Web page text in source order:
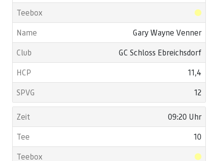
Gary Wayne Venner
GC Schloss Ebreichsdorf
11,4
12
09:20 Uhr
10